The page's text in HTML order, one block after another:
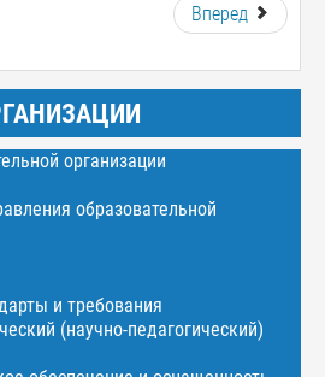
Вперед
организации
образовательной
и требования
(научно-педагогический)